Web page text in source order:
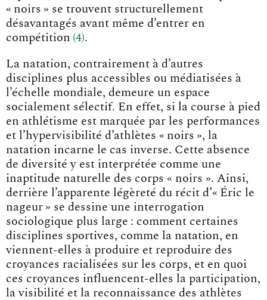
« noirs » se trouvent structurellement
désavantagés avant même d’entrer en
compétition 4 .
La natation, contrairement à d’autres
disciplines plus accessibles ou médiatisées à
l’échelle mondiale, demeure un espace
socialement sélectif. En effet, si la course à pied
en athlétisme est marquée par les performances
et l’hypervisibilité d’athlètes « noirs », la
natation incarne le cas inverse. Cette absence
de diversité y est interprétée comme une
inaptitude naturelle des corps « noirs ». Ainsi,
derrière l’apparente légèreté du récit d’« Éric le
nageur » se dessine une interrogation
sociologique plus large : comment certaines
disciplines sportives, comme la natation, en
viennent-elles à produire et reproduire des
croyances racialisées sur les corps, et en quoi
ces croyances influencent-elles la participation,
la visibilité et la reconnaissance des athlètes